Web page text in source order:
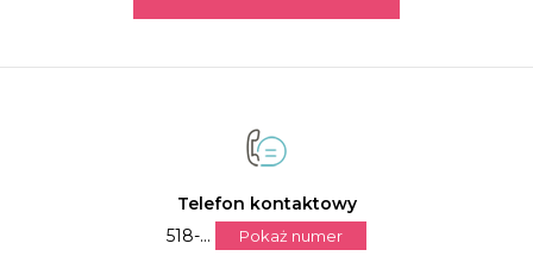
Telefon kontaktowy
518-...
Pokaż numer